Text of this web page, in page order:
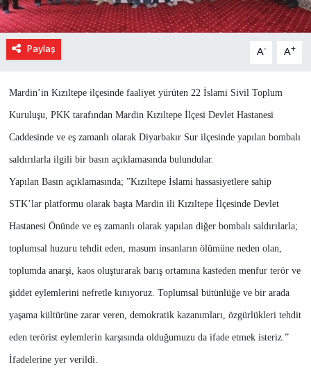
Paylaş A- A+
Mardin’in Kızıltepe ilçesinde faaliyet yürüten 22 İslami Sivil Toplum
Kuruluşu, PKK tarafından Mardin Kızıltepe İlçesi Devlet Hastanesi
Caddesinde ve eş zamanlı olarak Diyarbakır Sur ilçesinde yapılan bombalı
saldırılarla ilgili bir basın açıklamasında bulundular.
Yapılan Basın açıklamasında; ”Kızıltepe İslami hassasiyetlere sahip
STK’lar platformu olarak başta Mardin ili Kızıltepe İlçesinde Devlet
Hastanesi Önünde ve eş zamanlı olarak yapılan diğer bombalı saldırılarla;
toplumsal huzuru tehdit eden, masum insanların ölümüne neden olan,
toplumda anarşi, kaos oluşturarak barış ortamına kasteden menfur terör ve
şiddet eylemlerini nefretle kınıyoruz. Toplumsal bütünlüğe ve bir arada
yaşama kültürüne zarar veren, demokratik kazanımları, özgürlükleri tehdit
eden terörist eylemlerin karşısında olduğumuzu da ifade etmek isteriz.”
İfadelerine yer verildi.